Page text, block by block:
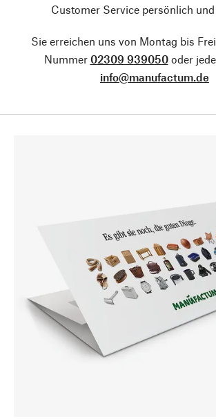
Customer Service persönlich
Sie erreichen uns von Montag bis
Nummer 02309 939050oder
info@manufactum.de